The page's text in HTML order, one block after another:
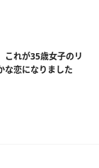
これが35歳女子のリ
な恋になりました